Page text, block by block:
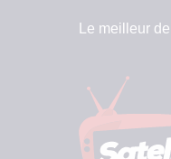
Le meilleur